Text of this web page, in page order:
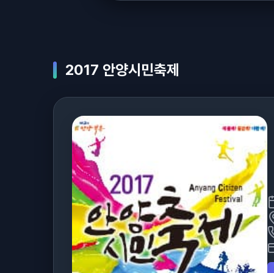
2017 안양시민축제